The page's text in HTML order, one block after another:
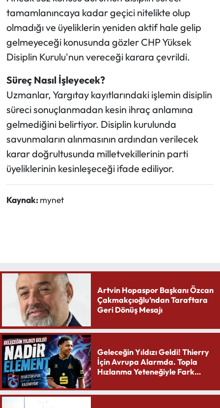
tamamlanıncaya kadar geçici nitelikte olup
olmadığı ve üyeliklerin yeniden aktif hale gelip
gelmeyeceği konusunda gözler CHP Yüksek
Disiplin Kurulu'nun vereceği karara çevrildi.
Süreç Nasıl İşleyecek?
Uzmanlar, Yargıtay kayıtlarındaki işlemin disiplin
süreci sonuçlanmadan kesin ihraç anlamına
gelmediğini belirtiyor. Disiplin kurulunda
savunmaların alınmasının ardından verilecek
karar doğrultusunda milletvekillerinin parti
üyeliklerinin kesinleşeceği ifade ediliyor.
Kaynak: mynet
Artvin Hopaspor Başkanı Özcan
Çakmakçıoğlu’ndan Taraftara
Geri Dönüş Mesajı
Geleceğin Yıldızı Geldi! Thierry
İçin Avrupa Alarmda. Topla
Hızlanma Yeteneğiyle Fark